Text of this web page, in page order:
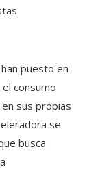
puesto en
consumo
sus propias
se
busca